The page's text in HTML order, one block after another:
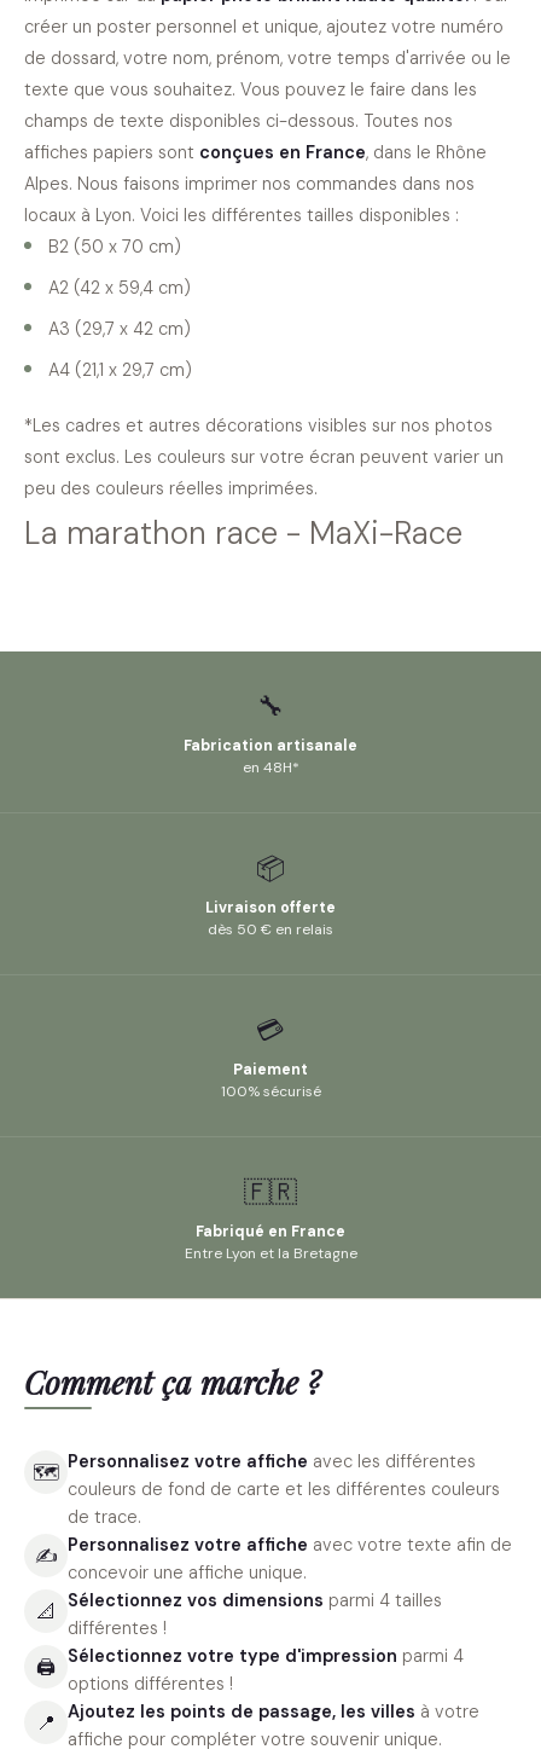
créer un poster personnel et unique, ajoutez votre numéro
de dossard, votre nom, prénom, votre temps d'arrivée ou le
texte que vous souhaitez. Vous pouvez le faire dans les
champs de texte disponibles ci-dessous. Toutes nos
affiches papiers sont conçues en France, dans le Rhône
Alpes. Nous faisons imprimer nos commandes dans nos
locaux à Lyon. Voici les différentes tailles disponibles :
B2 (50 x 70 cm)
A2 (42 x 59,4 cm)
A3 (29,7 x 42 cm)
A4 (21,1 x 29,7 cm)
*Les cadres et autres décorations visibles sur nos photos
sont exclus. Les couleurs sur votre écran peuvent varier un
peu des couleurs réelles imprimées.
La marathon race - MaXi-Race
🔧
Fabrication artisanale
en 48H*
📦
Livraison offerte
dès 50 € en relais
💳
Paiement
100% sécurisé
🇫🇷
Fabriqué en France
Entre Lyon et la Bretagne
Comment ça marche ?
🗺 Personnalisez votre affiche avec les différentes
couleurs de fond de carte et les différentes couleurs
de trace.
✍️ Personnalisez votre affiche avec votre texte afin de
concevoir une affiche unique.
📐 Sélectionnez vos dimensions parmi 4 tailles
différentes !
🖨 Sélectionnez votre type d'impression parmi 4
options différentes !
📍 Ajoutez les points de passage, les villes à votre
affiche pour compléter votre souvenir unique.